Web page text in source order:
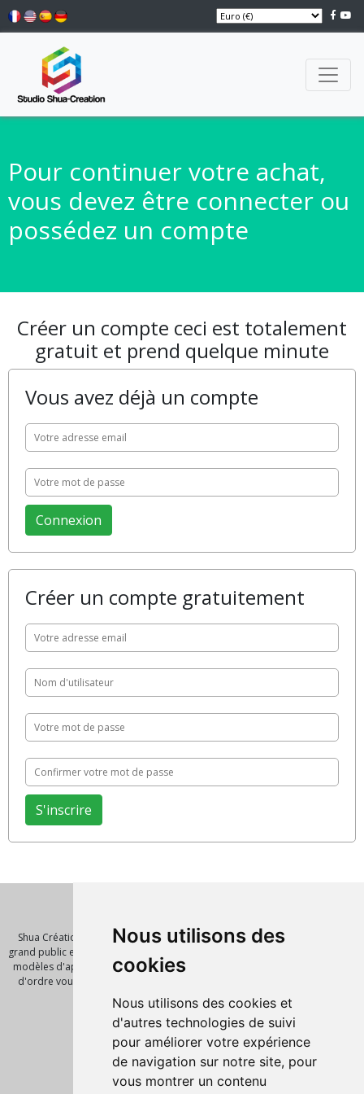
Nous utilisons des
cookies
Nous utilisons des cookies et
d'autres technologies de suivi
pour améliorer votre expérience
de navigation sur notre site, pour
vous montrer un contenu
Pour continuer votre achat,
vous devez être connecter ou
possédez un compte
Créer un compte ceci est totalement
gratuit et prend quelque minute
Vous avez déjà un compte
Créer un compte gratuitement
Shua Création est un éditeur de logiciel et de solution innovante pour le
grand public et les entreprises. Nous vous proposont de nombreux scripts,
modèles d'application, template pour vos futures réalisations. Notre mot
d'ordre vous faire gagner un temps précieux avec des outils de qualité.
Pages
Accueil
Nos produits
Script PHP
Informations légales
Mentions Légales